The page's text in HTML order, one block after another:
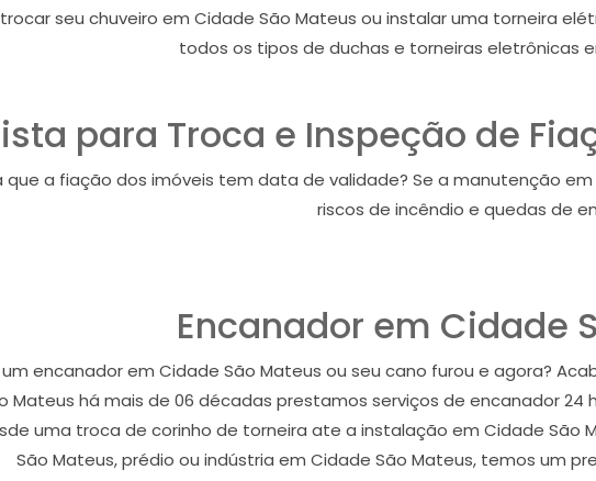
seu chuveiro em Cidade São Mateus ou instalar uma torneira
todos os tipos de duchas e torneiras eletrônicas
para Troca e Inspeção de
que a fiação dos imóveis tem data de validade? Se a manutenção
riscos de incêndio e quedas de
Encanador em Cidade
encanador em Cidade São Mateus ou seu cano furou e agora?
Mateus há mais de 06 décadas prestamos serviços de encanador
uma troca de corinho de torneira ate a instalação em Cidade São
São Mateus, prédio ou indústria em Cidade São Mateus, temos um